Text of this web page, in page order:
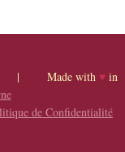
| Made with ♥in
de Confidentialité